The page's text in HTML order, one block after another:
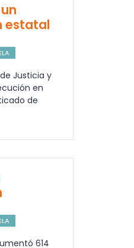
estatal
Justicia y
en
de
614